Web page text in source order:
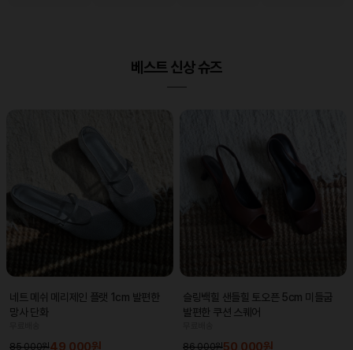
베스트 신상 슈즈
네트 메쉬 메리제인 플랫 1cm 발편한
망사 단화
85,000원49,000원
슬링백힐 샌들힐 토오픈 5cm 미들굽
발편한 쿠션 스퀘어
86,000원50,000원